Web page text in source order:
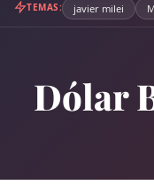
TEMAS: javier milei
Dólar